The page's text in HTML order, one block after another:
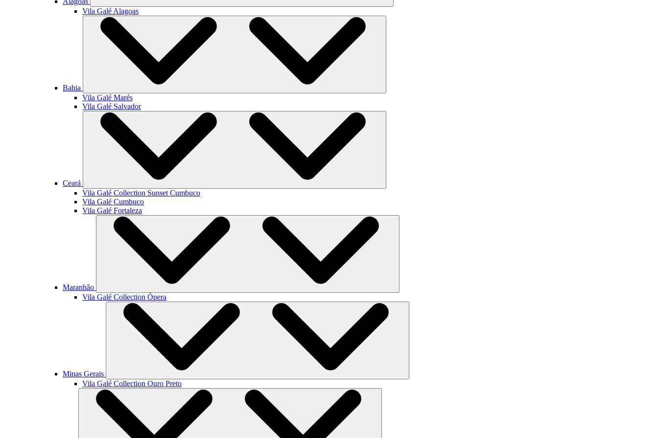
Vila Galé Alagoas
Bahia
Vila Galé Marés
Vila Galé Salvador
Ceará
Vila Galé Collection Sunset Cumbuco
Vila Galé Cumbuco
Vila Galé Fortaleza
Maranhão
Vila Galé Collection Ópera
Minas Gerais
Vila Galé Collection Ouro Preto